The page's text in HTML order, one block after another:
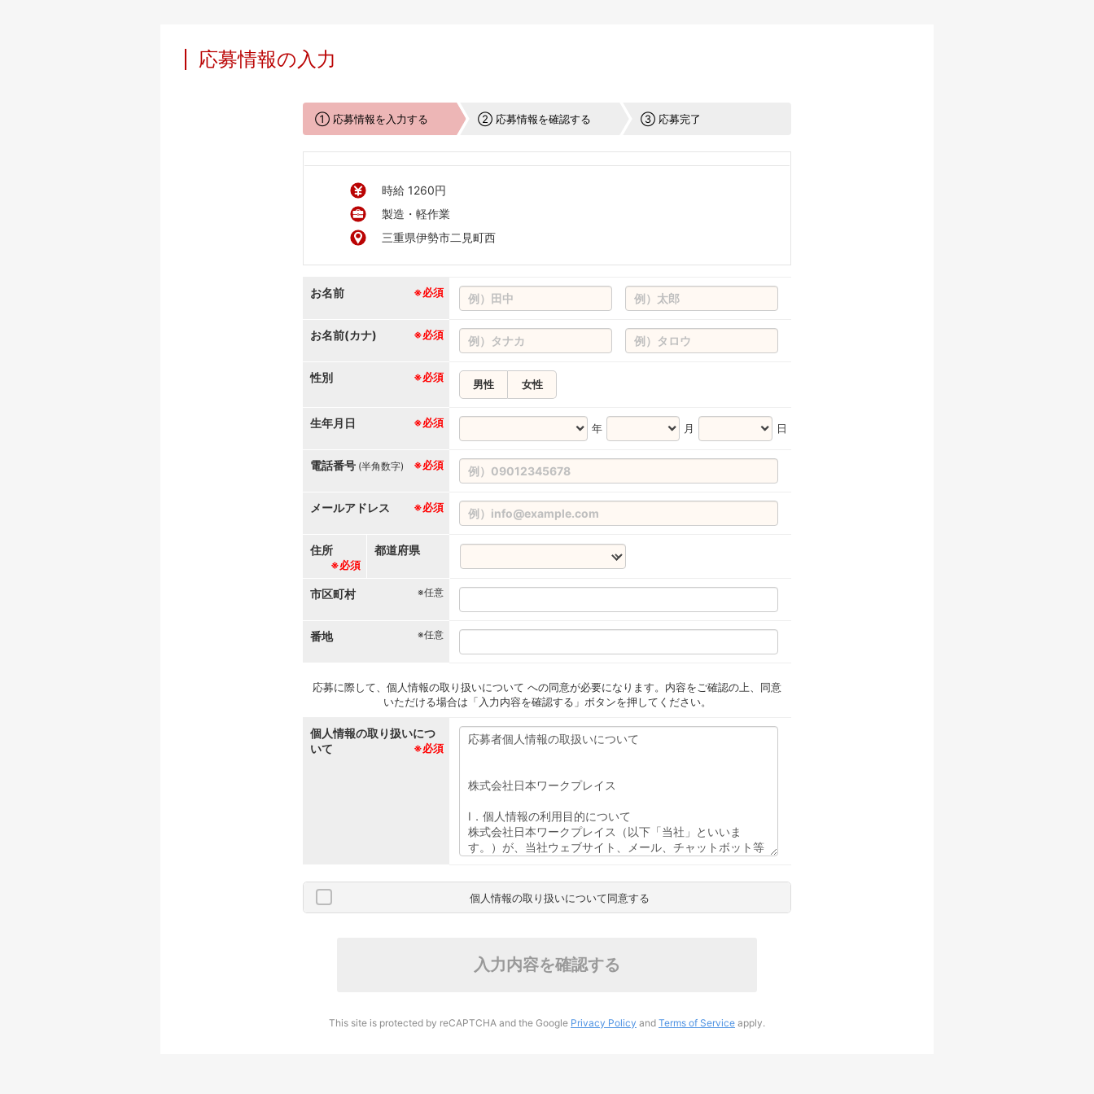
応募情報の入力
① 応募情報を入力する ② 応募情報を確認する ③ 応募完了
時給 1260円
製造・軽作業
三重県伊勢市二見町西
お名前 ※必須
お名前(カナ) ※必須
性別 ※必須
男性 女性
生年月日 ※必須 年 月 日
電話番号 ※必須
(半角数字)
メールアドレス ※必須
住所
※必須
都道府県
市区町村 ※任意
番地 ※任意
応募に際して、個人情報の取り扱いについて への同意が必要になります。内容をご確認の上、同意
いただける場合は「入力内容を確認する」ボタンを押してください。
個人情報の取り扱いにつ
いて
※必須
個人情報の取り扱いについて同意する
入力内容を確認する
This site is protected by reCAPTCHA and the Google Privacy Policy and Terms of Service apply.